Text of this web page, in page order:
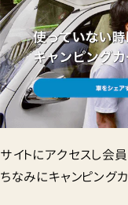
サイトにアクセスし会
ちなみにキャンピング